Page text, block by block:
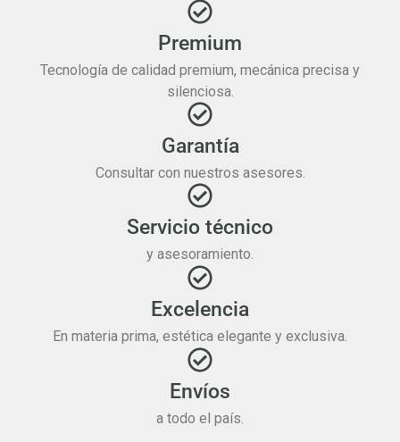
Premium
Tecnología de calidad premium, mecánica precisa y
silenciosa.
Garantía
Consultar con nuestros asesores.
Servicio técnico
y asesoramiento.
Excelencia
En materia prima, estética elegante y exclusiva.
Envíos
a todo el país.